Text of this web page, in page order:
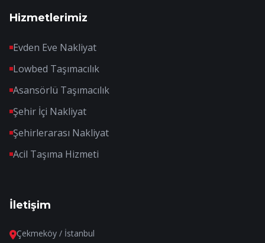
Hizmetlerimiz
Evden Eve Nakliyat
Lowbed Taşımacılık
Asansörlü Taşımacılık
Şehir İçi Nakliyat
Şehirlerarası Nakliyat
Acil Taşıma Hizmeti
İletişim
Çekmeköy / İstanbul